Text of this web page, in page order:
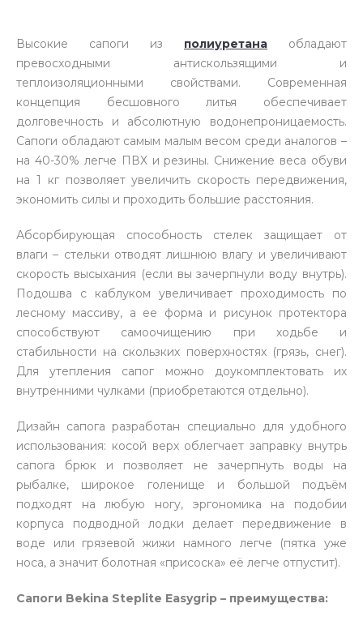
Высокие сапоги из полиуретана обладают
превосходными антискользящими и
теплоизоляционными свойствами. Современная
концепция бесшовного литья обеспечивает
долговечность и абсолютную водонепроницаемость.
Сапоги обладают самым малым весом среди аналогов –
на 40-30% легче ПВХ и резины. Снижение веса обуви
на 1 кг позволяет увеличить скорость передвижения,
экономить силы и проходить большие расстояния.
Абсорбирующая способность стелек защищает от
влаги – стельки отводят лишнюю влагу и увеличивают
скорость высыхания (если вы зачерпнули воду внутрь).
Подошва с каблуком увеличивает проходимость по
лесному массиву, а ее форма и рисунок протектора
способствуют самоочищению при ходьбе и
стабильности на скользких поверхностях (грязь, снег).
Для утепления сапог можно доукомплектовать их
внутренними чулками (приобретаются отдельно).
Дизайн сапога разработан специально для удобного
использования: косой верх облегчает заправку внутрь
сапога брюк и позволяет не зачерпнуть воды на
рыбалке, широкое голенище и большой подъём
подходят на любую ногу, эргономика на подобии
корпуса подводной лодки делает передвижение в
воде или грязевой жижи намного легче (пятка уже
носа, а значит болотная «присоска» её легче отпустит).
Сапоги Bekina Steplite Easygrip – преимущества: